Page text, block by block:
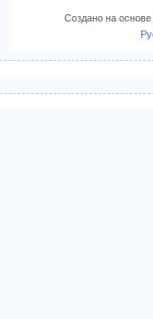
Создано на основе